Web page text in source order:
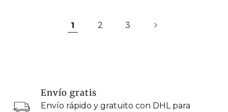
1 2 3
Envío gratis
Envío rápido y gratuito con DHL para